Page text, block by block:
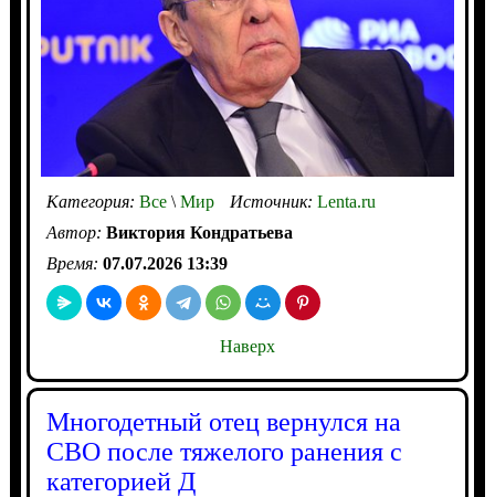
Категория: Все\Мир Источник: Lenta.ru
Автор: Виктория Кондратьева
Время: 07.07.2026 13:39
Наверх
Многодетный отец вернулся на
СВО после тяжелого ранения с
категорией Д